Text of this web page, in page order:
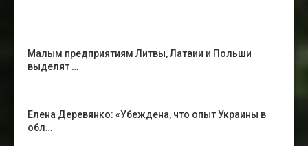
Малым предприятиям Литвы, Латвии и Польши
выделят …
Елена Деревянко: «Убеждена, что опыт Украины в
обл…